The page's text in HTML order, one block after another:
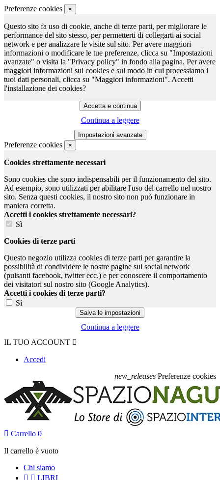
Preferenze cookies ×
Questo sito fa uso di cookie, anche di terze parti, per migliorare le
performance del sito stesso, per permetterti di collegarti ai social
network e per analizzare le visite sul sito. Per avere maggiori
informazioni o modificare le tue preferenze, clicca su "Impostazioni
avanzate" o visita la "Privacy policy" in fondo alla pagina. Per avere
maggiori informazioni sui cookies e sul modo in cui processiamo i
tuoi dati personali, clicca su "Maggiori informazioni". Accetti
l'installazione dei cookies?
Continua a leggere
Preferenze cookies ×
Cookies strettamente necessari
Sono cookies che sono indispensabili per il funzionamento del sito.
Ad esempio, sono utilizzati per abilitare l'uso del carrello nel nostro
sito. Senza questi cookies, il nostro sito non può funzionare in
maniera corretta.
Accetti i cookies strettamente necessari?
Sì
Cookies di terze parti
Questo negozio utilizza cookies di terze parti per garantire la
possibilità di condividere le nostre pagine sui social network
(pulsanti facebook, twitter ecc.) e per conoscere il comportamento
dei visitatori sul nostro sito (Google Analytics).
Accetti i cookies di terze parti?
Sì
Continua a leggere
IL TUO ACCOUNT 
Accedi
new_releases Preferenze cookies
 Carrello 0
Il carrello è vuoto
Chi siamo
  LIBRI